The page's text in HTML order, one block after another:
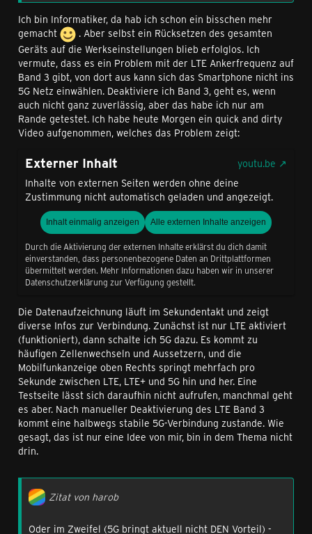
Ich bin Informatiker, da hab ich schon ein bisschen mehr
gemacht
. Aber selbst ein Rücksetzen des gesamten
Geräts auf die Werkseinstellungen blieb erfolglos. Ich
vermute, dass es ein Problem mit der LTE Ankerfrequenz auf
Band 3 gibt, von dort aus kann sich das Smartphone nicht ins
5G Netz einwählen. Deaktiviere ich Band 3, geht es, wenn
auch nicht ganz zuverlässig, aber das habe ich nur am
Rande getestet. Ich habe heute Morgen ein quick and dirty
Video aufgenommen, welches das Problem zeigt:
Externer Inhalt
youtu.be
Inhalte von externen Seiten werden ohne deine
Zustimmung nicht automatisch geladen und angezeigt.
Inhalt einmalig anzeigen Alle externen Inhalte anzeigen
Durch die Aktivierung der externen Inhalte erklärst du dich damit
einverstanden, dass personenbezogene Daten an Drittplattformen
übermittelt werden. Mehr Informationen dazu haben wir in unserer
Datenschutzerklärung zur Verfügung gestellt.
Die Datenaufzeichnung läuft im Sekundentakt und zeigt
diverse Infos zur Verbindung. Zunächst ist nur LTE aktiviert
(funktioniert), dann schalte ich 5G dazu. Es kommt zu
häufigen Zellenwechseln und Aussetzern, und die
Mobilfunkanzeige oben Rechts springt mehrfach pro
Sekunde zwischen LTE, LTE+ und 5G hin und her. Eine
Testseite lässt sich daraufhin nicht aufrufen, manchmal geht
es aber. Nach manueller Deaktivierung des LTE Band 3
kommt eine halbwegs stabile 5G-Verbindung zustande. Wie
gesagt, das ist nur eine Idee von mir, bin in dem Thema nicht
drin.
Zitat von harob
Oder im Zweifel (5G bringt aktuell nicht DEN Vorteil) -